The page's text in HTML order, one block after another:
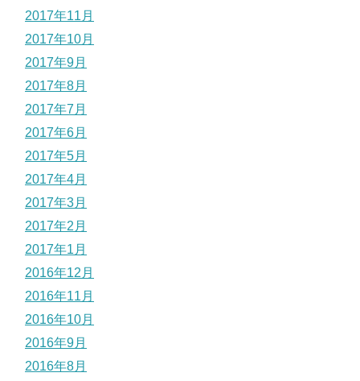
2017年11月
2017年10月
2017年9月
2017年8月
2017年7月
2017年6月
2017年5月
2017年4月
2017年3月
2017年2月
2017年1月
2016年12月
2016年11月
2016年10月
2016年9月
2016年8月